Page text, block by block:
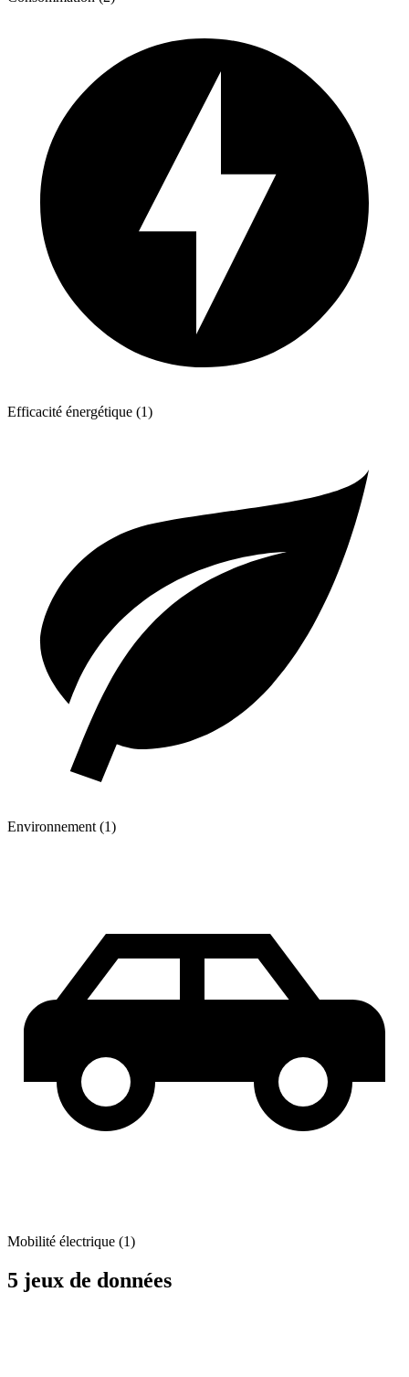
Efficacité énergétique (1)
Environnement (1)
Mobilité électrique (1)
5 jeux de données